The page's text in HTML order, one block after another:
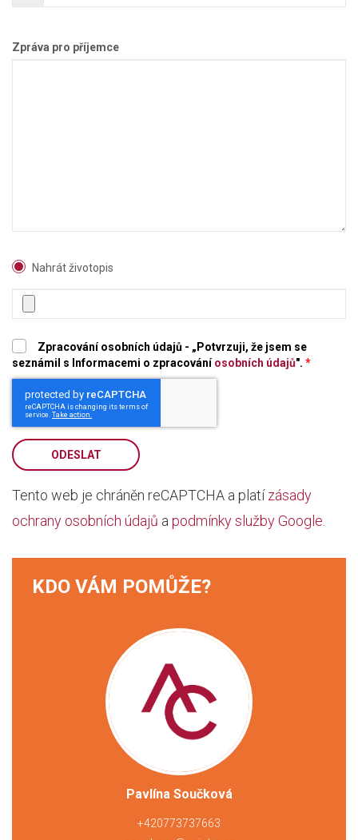
Zpráva pro příjemce
Nahrát životopis
Zpracování osobních údajů - „Potvrzuji, že jsem se
seznámil s Informacemi o zpracováníosobních údajů". *
ODESLAT
Tento web je chráněn reCAPTCHA a platízásady
ochrany osobních údajů a podmínky služby Google
KDO VÁM POMŮŽE?
Pavlína Součková
+420773737663